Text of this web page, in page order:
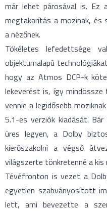
már lehet párosával is. Ez
megtakarítás a mozinak, és
a nézőnek.
Tökéletes lefedettsége
objektumalapú
hogy az Atmos DCP-k
lekeverést is, így
vennie a legidősebb
5.1-es verziók kiadását.
üres legyen, a Dolby
kierőszakolni a végső
világszerte tönkretenné a kis
Tévéfronton is vezet a
egyetlen szabványosított
lett, ami bevezette a